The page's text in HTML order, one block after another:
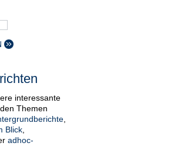
interessante
Themen
Blick
adhoc-